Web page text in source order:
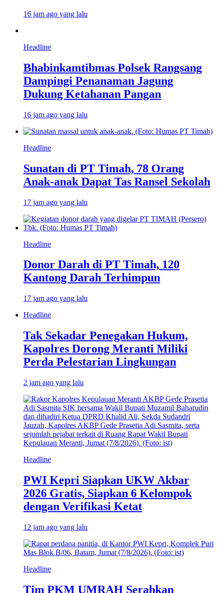
16 jam ago yang lalu
Headline
Bhabinkamtibmas Polsek Rangsang
Dampingi Penanaman Jagung
Dukung Ketahanan Pangan
16 jam ago yang lalu
Headline
Sunatan di PT Timah, 78 Orang
Anak-anak Dapat Tas Ransel Sekolah
17 jam ago yang lalu
Headline
Donor Darah di PT Timah, 120
Kantong Darah Terhimpun
17 jam ago yang lalu
Headline
Tak Sekadar Penegakan Hukum,
Kapolres Dorong Meranti Miliki
Perda Pelestarian Lingkungan
2 jam ago yang lalu
Headline
PWI Kepri Siapkan UKW Akbar
2026 Gratis, Siapkan 6 Kelompok
dengan Verifikasi Ketat
12 jam ago yang lalu
Headline
Tim PKM UMRAH Serahkan